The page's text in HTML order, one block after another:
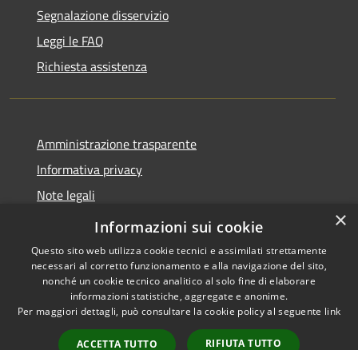
Segnalazione disservizio
Leggi le FAQ
Richiesta assistenza
Amministrazione trasparente
Informativa privacy
Note legali
Dichiarazione di accessibilità
Accessibilità
Copyright © 2026 • Comune di
Sant'Agata Li Battiati •
Powered byMunicipium
×
Informazioni sui cookie
Questo sito web utilizza cookie tecnici e assimilati strettamente
necessari al corretto funzionamento e alla navigazione del sito,
nonché un cookie tecnico analitico al solo fine di elaborare
informazioni statistiche, aggregate e anonime.
Per maggiori dettagli, può consultare la cookie policy al seguente link
ACCETTA TUTTO RIFIUTA TUTTO